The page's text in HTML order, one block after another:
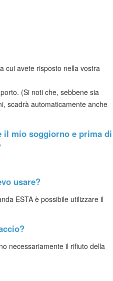
cui avete risposto nella vostra
(Si noti che, sebbene sia
scadrà automaticamente anche
il mio soggiorno e prima di
usare?
ESTA è possibile utilizzare il
necessariamente il rifiuto della